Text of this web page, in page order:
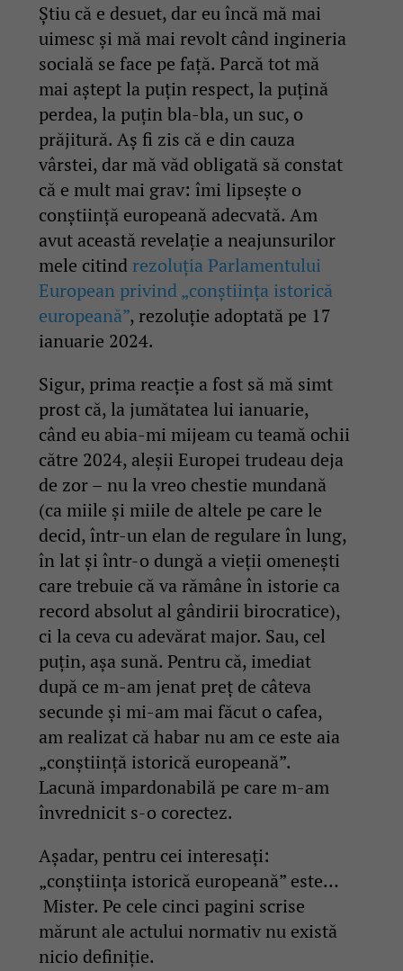
Știu că e desuet, dar eu încă mă mai
uimesc și mă mai revolt când ingineria
socială se face pe față. Parcă tot mă
mai aștept la puțin respect, la puțină
perdea, la puțin bla-bla, un suc, o
prăjitură. Aș fi zis că e din cauza
vârstei, dar mă văd obligată să constat
că e mult mai grav: îmi lipsește o
conștiință europeană adecvată. Am
avut această revelație a neajunsurilor
mele citind rezoluția Parlamentului
European privind „conștiința istorică
europeană”, rezoluție adoptată pe 17
ianuarie 2024.
Sigur, prima reacție a fost să mă simt
prost că, la jumătatea lui ianuarie,
când eu abia-mi mijeam cu teamă ochii
către 2024, aleșii Europei trudeau deja
de zor – nu la vreo chestie mundană
(ca miile și miile de altele pe care le
decid, într-un elan de regulare în lung,
în lat și într-o dungă a vieții omenești
care trebuie că va rămâne în istorie ca
record absolut al gândirii birocratice),
ci la ceva cu adevărat major. Sau, cel
puțin, așa sună. Pentru că, imediat
după ce m-am jenat preț de câteva
secunde și mi-am mai făcut o cafea,
am realizat că habar nu am ce este aia
„conștiință istorică europeană”.
Lacună impardonabilă pe care m-am
învrednicit s-o corectez.
Așadar, pentru cei interesați:
„conștiința istorică europeană” este…
Mister. Pe cele cinci pagini scrise
mărunt ale actului normativ nu există
nicio definiție.